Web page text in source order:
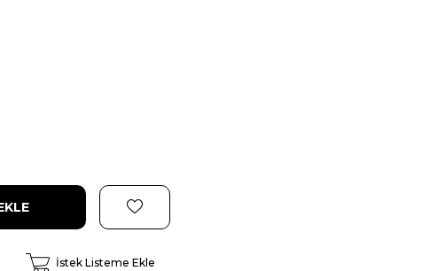
İstek Listeme Ekle